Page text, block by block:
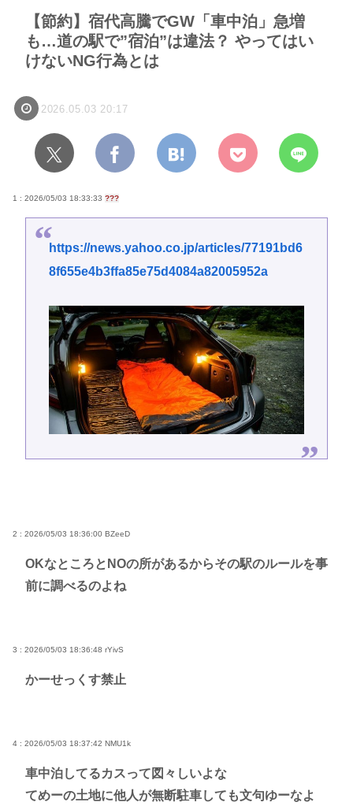
【節約】宿代高騰でGW「車中泊」急増
も…道の駅で”宿泊”は違法？ やってはい
けないNG行為とは
2026.05.03 20:17
1 : 2026/05/03 18:33:33 ???
https://news.yahoo.co.jp/articles/77191bd6
8f655e4b3ffa85e75d4084a82005952a
2 : 2026/05/03 18:36:00 BZeeD
OKなところとNOの所があるからその駅のルールを事
前に調べるのよね
3 : 2026/05/03 18:36:48 rYivS
かーせっくす禁止
4 : 2026/05/03 18:37:42 NMU1k
車中泊してるカスって図々しいよな
てめーの土地に他人が無断駐車しても文句ゆーなよ